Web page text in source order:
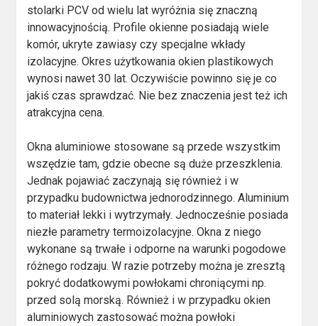
stolarki PCV od wielu lat wyróżnia się znaczną
innowacyjnością. Profile okienne posiadają wiele
komór, ukryte zawiasy czy specjalne wkłady
izolacyjne. Okres użytkowania okien plastikowych
wynosi nawet 30 lat. Oczywiście powinno się je co
jakiś czas sprawdzać. Nie bez znaczenia jest też ich
atrakcyjna cena.
Okna aluminiowe stosowane są przede wszystkim
wszędzie tam, gdzie obecne są duże przeszklenia.
Jednak pojawiać zaczynają się również i w
przypadku budownictwa jednorodzinnego. Aluminium
to materiał lekki i wytrzymały. Jednocześnie posiada
niezłe parametry termoizolacyjne. Okna z niego
wykonane są trwałe i odporne na warunki pogodowe
różnego rodzaju. W razie potrzeby można je zresztą
pokryć dodatkowymi powłokami chroniącymi np.
przed solą morską. Również i w przypadku okien
aluminiowych zastosować można powłoki